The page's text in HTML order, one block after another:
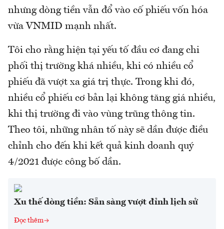
nhưng dòng tiền vẫn đổ vào cố phiếu vốn hóa
vừa VNMID mạnh nhất.
Tôi cho rằng hiện tại yếu tố đầu cơ đang chi
phối thị trường khá nhiều, khi có nhiều cổ
phiếu đã vượt xa giá trị thực. Trong khi đó,
nhiều cổ phiếu cơ bản lại không tăng giá nhiều,
khi thị trường đi vào vùng trũng thông tin.
Theo tôi, những nhân tố này sẽ dần được điều
chỉnh cho đến khi kết quả kinh doanh quý
4/2021 được công bố dần.
Xu thế dòng tiền: Sẵn sàng vượt đỉnh lịch sử
Đọc thêm